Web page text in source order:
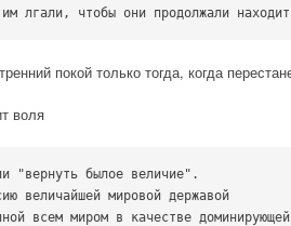
лгали, чтобы они продолжали
покой только тогда, когда
воля
"вернуть былое величие".
величайшей мировой державой
всем миром в качестве